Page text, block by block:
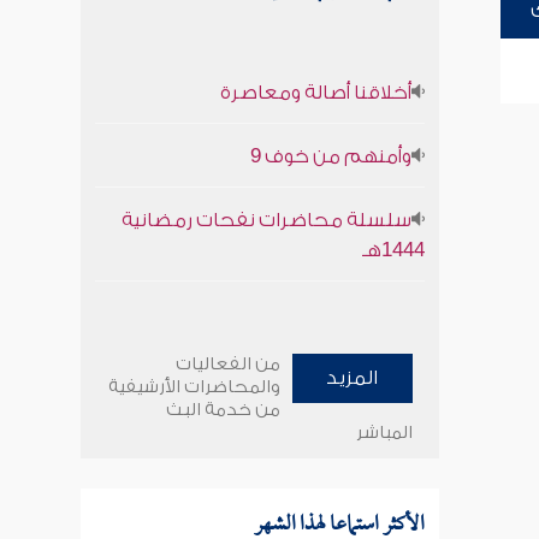
أخلاقنا أصالة ومعاصرة
وأمنهم من خوف 9
سلسلة محاضرات نفحات رمضانية
1444هـ
المزيد
من الفعاليات
والمحاضرات الأرشيفية
من خدمة البث
المباشر
الأكثر استماعا لهذا الشهر